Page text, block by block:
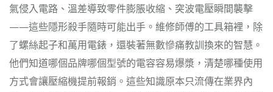
氣侵入電路、溫差導致零件膨脹收縮、突波電壓瞬間襲擊
——這些隱形殺手隨時可能出手。維修師傅的工具箱裡，除
了螺絲起子和萬用電錶，還裝著無數慘痛教訓換來的智慧。
他們知道哪個品牌哪個型號的電容容易爆漿，清楚哪種使用
方式會讓壓縮機提前報銷。這些知識原本只流傳在業界內